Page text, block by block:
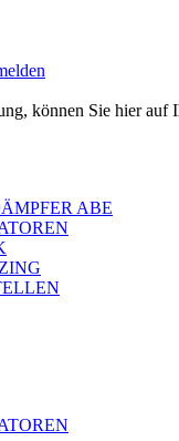
können Sie hier auf
ABE